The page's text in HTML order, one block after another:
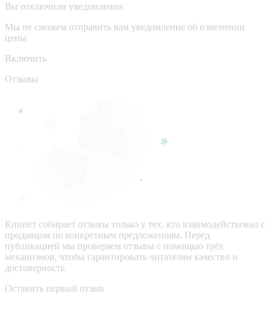
Вы отключили уведомления
Мы не сможем отправить вам уведомление об изменении
цены
Включить
Отзывы
Кинпет собирает отзывы только у тех, кто взаимодействовал с
продавцом по конкретным предложениям. Перед
публикацией мы проверяем отзывы с помощью трёх
механизмов, чтобы гарантировать читателям качество и
достоверность
Оставить первый отзыв